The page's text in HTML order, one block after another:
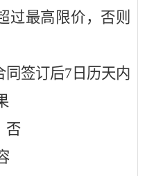
过最高限价，否则
同签订后7日历天内
否